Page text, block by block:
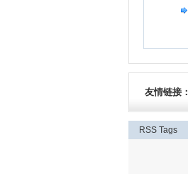
友情链接：
RSS Tags